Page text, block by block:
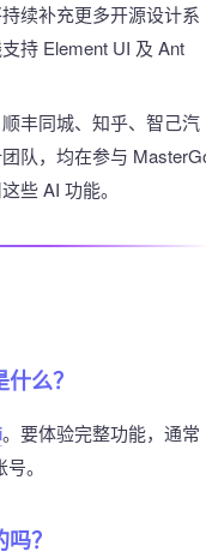
续补充更多开源设计系
持 Element UI 及 Ant
丰同城、知乎、智己汽
队，均在参与
些 AI 功能。
么？
。要体验完整功能，通常
。
？